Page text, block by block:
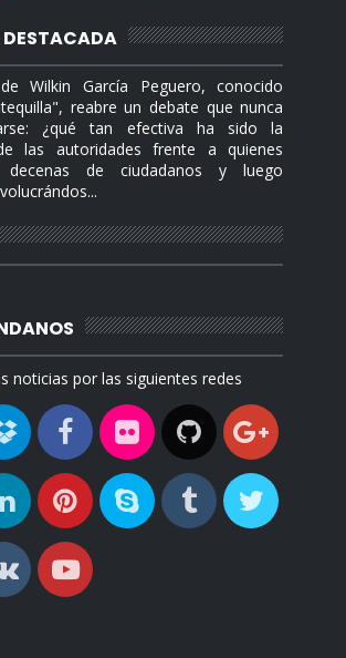
Wilkin García Peguero, conocido
reabre un debate que nunca
¿qué tan efectiva ha sido la
las autoridades frente a quienes
de ciudadanos y luego
noticias por las siguientes redes